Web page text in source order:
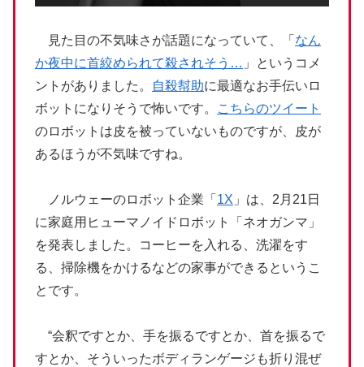
見た目の不気味さが話題になっていて、「 なん
か夜中に首絞められて殺されそう… 」というコメ
ントがありました。
自殺幇助に最適なお手伝いロ
ボットになりそうで怖いです。
こちらのツイート
のロボットは皮を被っていないものですが、皮が
あるほうが不気味ですね。
ノルウェーのロボット企業「 1X 」は、2月21日
に家庭用ヒューマノイドロボット「ネオガンマ」
を発表しました。コーヒーを入れる、洗濯をす
る、掃除機をかけるなどの家事ができるというこ
とです。
“会釈ですとか、手を振るですとか、首を振るで
すとか、そういったボディランゲージも折り混ぜ